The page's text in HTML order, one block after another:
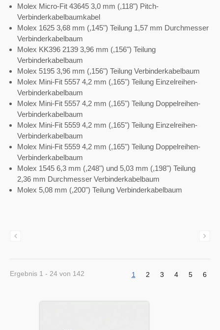
Molex Micro-Fit 43645 3,0 mm (,118") Pitch-
Verbinderkabelbaumkabel
Molex 1625 3,68 mm (,145") Teilung 1,57 mm Durchmesser
Verbinderkabelbaum
Molex KK396 2139 3,96 mm (,156") Teilung
Verbinderkabelbaum
Molex 5195 3,96 mm (,156") Teilung Verbinderkabelbaum
Molex Mini-Fit 5557 4,2 mm (,165") Teilung Einzelreihen-
Verbinderkabelbaum
Molex Mini-Fit 5557 4,2 mm (,165") Teilung Doppelreihen-
Verbinderkabelbaum
Molex Mini-Fit 5559 4,2 mm (,165") Teilung Einzelreihen-
Verbinderkabelbaum
Molex Mini-Fit 5559 4,2 mm (,165") Teilung Doppelreihen-
Verbinderkabelbaum
Molex 1545 6,3 mm (,248") und 5,03 mm (,198") Teilung
2,36 mm Durchmesser Verbinderkabelbaum
Molex 5,08 mm (,200") Teilung Verbinderkabelbaum
Ergebnis 1 - 24 von 142 1 2 3 4 5 6